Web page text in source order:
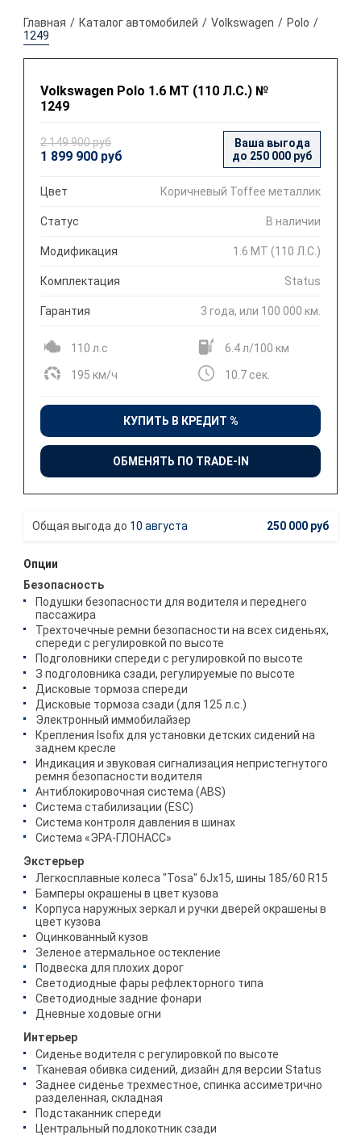
Главная Каталог автомобилей Volkswagen
Polo
1249
Volkswagen Polo 1.6 MT (110 Л.С.) №
1249
2 149 900 руб
1 899 900 руб
Ваша выгода
до 250 000 руб
Цвет Коричневый Toffee металлик
Статус В наличии
Модификация 1.6 MT (110 Л.С.)
Комплектация Status
Гарантия 3 года, или 100 000 км.
110 л.с 6.4 л/100 км
195 км/ч 10.7 сек.
КУПИТЬ В КРЕДИТ %
ОБМЕНЯТЬ ПО TRADE-IN
10 августа 250 000 руб
Опции
Безопасность
Подушки безопасности для водителя и переднего
пассажира
Трехточечные ремни безопасности на всех сиденьях,
спереди с регулировкой по высоте
Подголовники спереди с регулировкой по высоте
З подголовника сзади, регулируемые по высоте
Дисковые тормоза спереди
Дисковые тормоза сзади (для 125 л.с.)
Электронный иммобилайзер
Крепления Isofix для установки детских сидений на
заднем кресле
Индикация и звуковая сигнализация непристегнутого
ремня безопасности водителя
Антиблокировочная система (ABS)
Система стабилизации (ESC)
Система контроля давления в шинах
Система «ЭРА-ГЛОНАСС»
Экстерьер
Легкосплавные колеса "Tosa" 6Jx15, шины 185/60 R15
Бамперы окрашены в цвет кузова
Корпуса наружных зеркал и ручки дверей окрашены в
цвет кузова
Оцинкованный кузов
Зеленое атермальное остекление
Подвеска для плохих дорог
Светодиодные фары рефлекторного типа
Светодиодные задние фонари
Дневные ходовые огни
Интерьер
Сиденье водителя с регулировкой по высоте
Тканевая обивка сидений, дизайн для версии Status
Заднее сиденье трехместное, спинка ассиметрично
разделенная, складная
Подстаканник спереди
Центральный подлокотник сзади